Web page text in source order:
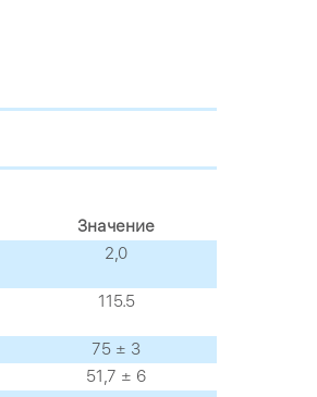
Значение
2,0
115.5
75 ± 3
51,7 ± 6